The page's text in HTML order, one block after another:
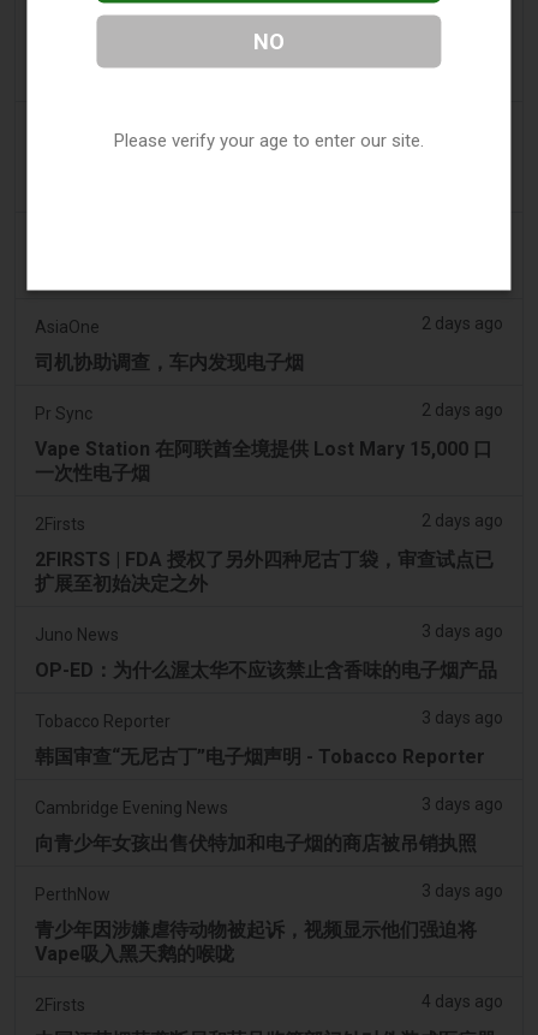
getreading.co.uk 2 days ago
大多数航空公司“禁止”放入托运行李的常见物品的“最安
AsiaOne 2 days ago
司机协助调查，车内发现电子烟
Pr Sync 2 days ago
Vape Station 在阿联酋全境提供 Lost Mary 15,000 口
一次性电子烟
2Firsts 2 days ago
2FIRSTS | FDA 授权了另外四种尼古丁袋，审查试点已
扩展至初始决定之外
Juno News 3 days ago
OP-ED：为什么渥太华不应该禁止含香味的电子烟产品
Tobacco Reporter 3 days ago
韩国审查“无尼古丁”电子烟声明 - Tobacco Reporter
Cambridge Evening News 3 days ago
向青少年女孩出售伏特加和电子烟的商店被吊销执照
PerthNow 3 days ago
青少年因涉嫌虐待动物被起诉，视频显示他们强迫将
Vape吸入黑天鹅的喉咙
2Firsts 4 days ago
NO
Please verify your age to enter our site.